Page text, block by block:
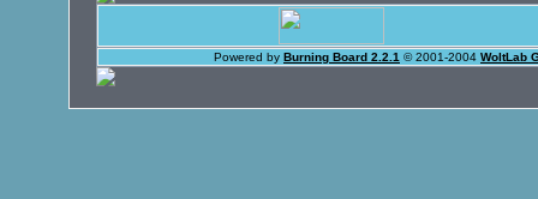
Powered by Burning Board 2.2.1 © 2001-2004 WoltLab